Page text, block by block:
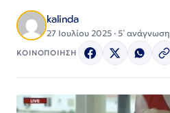
kalinda
27 Ιουλίου 2025 · 5΄ ανάγνωση
ΚΟΙΝΟΠΟΙΗΣΗ